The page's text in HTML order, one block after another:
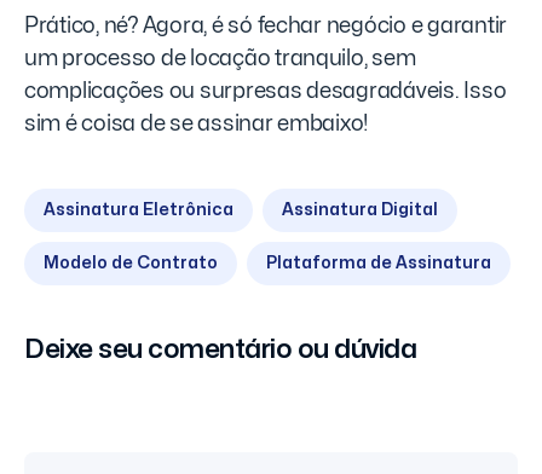
Prático, né? Agora, é só fechar negócio e garantir
um processo de locação tranquilo, sem
complicações ou surpresas desagradáveis. Isso
sim é coisa de se assinar embaixo!
Assinatura Eletrônica Assinatura Digital
Modelo de Contrato Plataforma de Assinatura
Deixe seu comentário ou dúvida